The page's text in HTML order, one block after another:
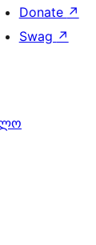
Donate ↗
Swag ↗